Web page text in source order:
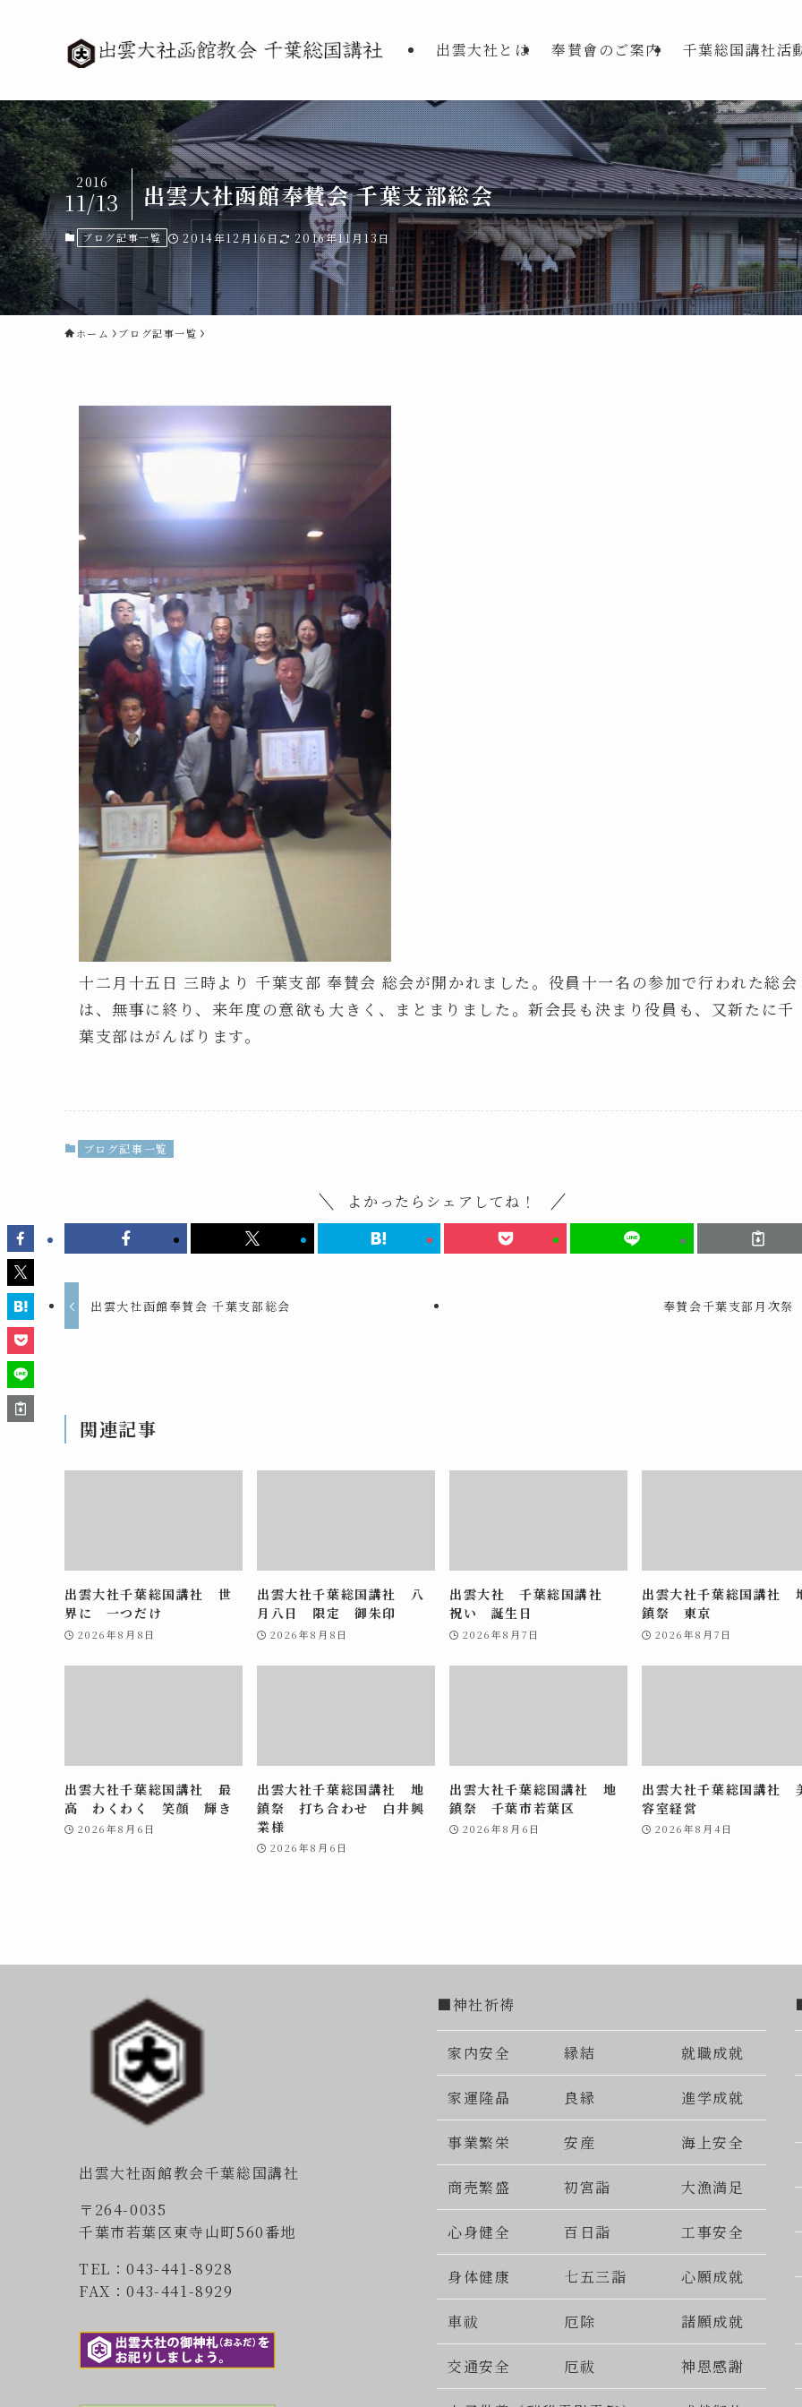
出雲大社とは 奉賛會のご案内 千葉総国講社活
出雲大社函館奉賛会 千葉支部総会
2016
11/13
ブログ記事一覧 2014年12月16日 2016年11月13日
ホーム ブログ記事一覧
十二月十五日 三時より 千葉支部 奉賛会 総会が開かれました。役員十一名の参加で行われた総会
は、無事に終り、来年度の意欲も大きく、まとまりました。新会長も決まり役員も、又新たに千
葉支部はがんばります。
ブログ記事一覧
よかったらシェアしてね！
出雲大社函館奉賛会 千葉支部総会 奉賛会千葉支部月次祭
関連記事
出雲大社千葉総国講社 世
界に 一つだけ
2026年8月8日
出雲大社千葉総国講社 八
月八日 限定 御朱印
2026年8月8日
出雲大社 千葉総国講社
祝い 誕生日
2026年8月7日
出雲大社千葉総国講社
鎮祭 東京
2026年8月7日
出雲大社千葉総国講社 最
高 わくわく 笑顔 輝き
2026年8月6日
出雲大社千葉総国講社 地
鎮祭 打ち合わせ 白井興
業様
2026年8月6日
出雲大社千葉総国講社 地
鎮祭 千葉市若葉区
2026年8月6日
出雲大社千葉総国講社
容室経営
2026年8月4日
出雲大社函館教会千葉総国講社
〒264-0035
千葉市若葉区東寺山町560番地
TEL：043-441-8928
FAX：043-441-8929
■神社祈祷
家内安全 縁結 就職成就
家運隆晶 良縁 進学成就
事業繁栄 安産 海上安全
商売繁盛 初宮詣 大漁満足
心身健全 百日詣 工事安全
身体健康 七五三詣 心願成就
車祓 厄除 諸願成就
交通安全 厄祓 神恩感謝